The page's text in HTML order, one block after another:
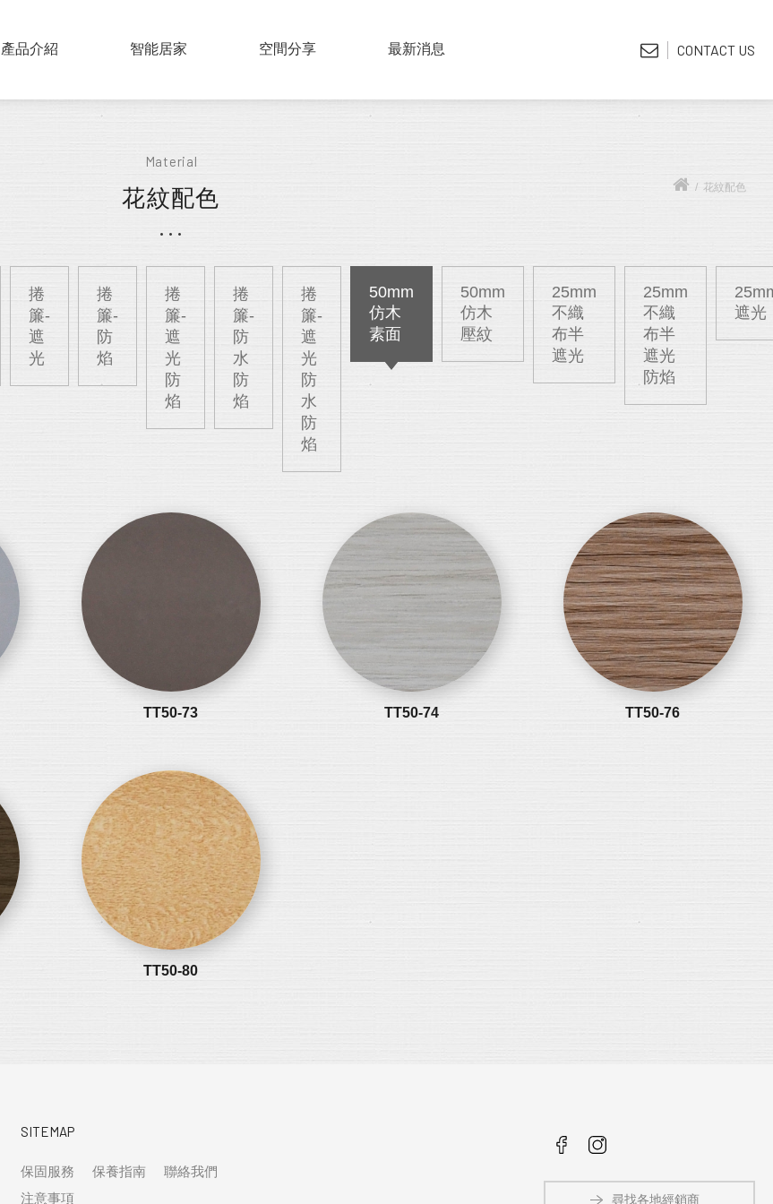
PRODUCTS
產品介紹
鋁片百葉
SMART HOME
智能居家 COLLECTIONS
空間分享 LATEST NEWS
最新消息 CONTACT US
Material
花紋配色 / 花紋配色
捲
簾-
遮
光
捲
簾-
防
焰
捲
簾-
遮
光
防
焰
捲
簾-
防
水
防
焰
捲
簾-
遮
光
防
水
防
焰
50mm
仿木
素面
50mm
仿木
壓紋
25mm
不織
布半
遮光
25mm
不織
布半
遮光
防焰
遮光
TT50-73 TT50-74 TT50-76
TT50-80
SITEMAP
保固服務 保養指南
聯絡我們
注意事項
尋找各地經銷商